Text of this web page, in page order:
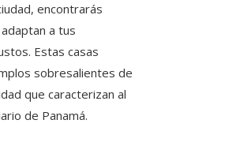
encontrarás
a tus
Estas casas
sobresalientes de
que caracterizan al
de Panamá.